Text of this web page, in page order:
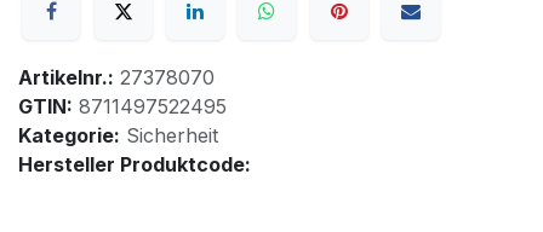
Artikelnr.: 27378070
GTIN: 8711497522495
Kategorie: Sicherheit
Hersteller Produktcode: